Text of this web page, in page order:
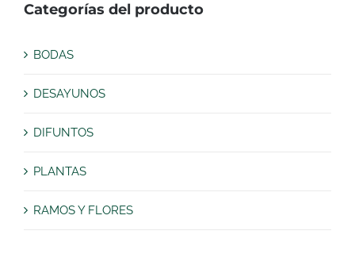
Categorías del producto
BODAS
DESAYUNOS
DIFUNTOS
PLANTAS
RAMOS Y FLORES